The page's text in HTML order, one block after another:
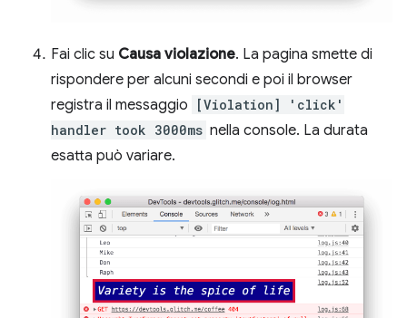
Fai clic su Causa violazione. La pagina smette di
rispondere per alcuni secondi e poi il browser
registra il messaggio
[Violation] 'click'
handler took 3000ms nella console. La durata
esatta può variare.